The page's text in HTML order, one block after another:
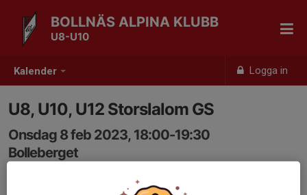
Kalender Logga in
BOLLNÄS ALPINA KLUBB
U8-U10
U8, U10, U12 Storslalom GS
Onsdag 8 feb 2023, 18:00-19:30
Bolleberget
Samling: 18:00, Utanför värmesstugan/serveringen